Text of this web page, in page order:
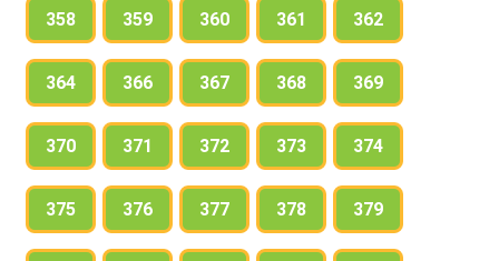
358 359 360 361 362
364 366 367 368 369
370 371 372 373 374
375 376 377 378 379